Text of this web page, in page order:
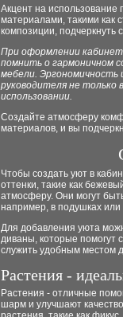
Акцент на
материалами, такими как
композиции, подчеркнуть
При оформлении
помнить о гармоничном
мебели.
руководителя не только
использовании.
Создайте атмосферу
материалов, и вы
Чтобы создать уют в
оттенки, такие как
атмосферу. Они могут
например, в подушках или
Для добавления уюта
диваны, которые помогут
служить удобным местом
Растения -
Растения - отличные
шарм и улучшают